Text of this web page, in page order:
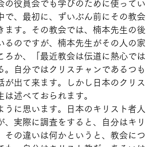
の役員会でも学びのために使ってい
で、最初に、ずいぶん前にその教会
ます。その教会では、楠本先生の後
るのですが、楠本先生がその人の家
ろか、「最近教会は伝道に熱心では
自分ではクリスチャンであるつも
出て来ます。しかし日本のクリス
述べておられます。
に思います。日本のキリスト者人
実際に調査をすると、自分はキリ
その違いは何かというと、教会につ